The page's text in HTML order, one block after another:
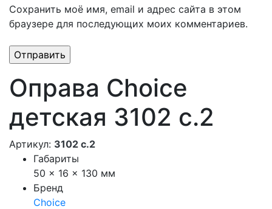
Сохранить моё имя, email и адрес сайта в этом
браузере для последующих моих комментариев.
Оправа Choice
детская 3102 с.2
Артикул: 3102 с.2
Габариты
50 × 16 × 130 мм
Бренд
Choice